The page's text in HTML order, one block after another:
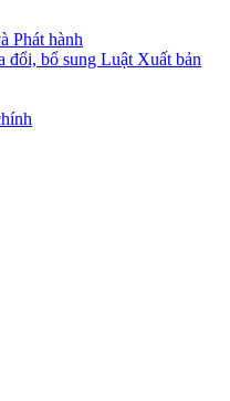
Phát hành
đổi, bổ sung Luật Xuất bản